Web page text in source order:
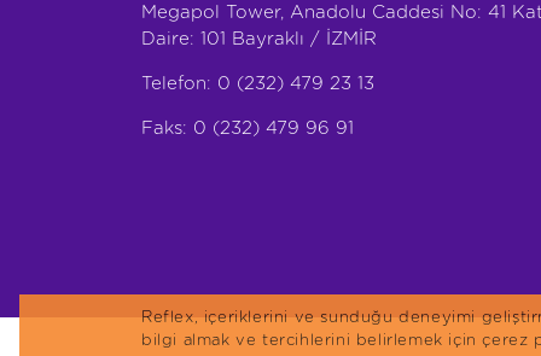
Megapol Tower, Anadolu Caddesi No: 41
Daire: 101 Bayraklı / İZMİR
Telefon: 0 (232) 479 23 13
Faks: 0 (232) 479 96 91
Reflex, içeriklerini ve sunduğu deneyimi
bilgi almak ve tercihlerini belirlemek için çerez